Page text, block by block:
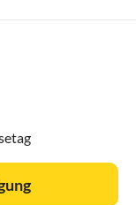
mit Minigolf,
Blick unter
sich von der
nur 1,5 km